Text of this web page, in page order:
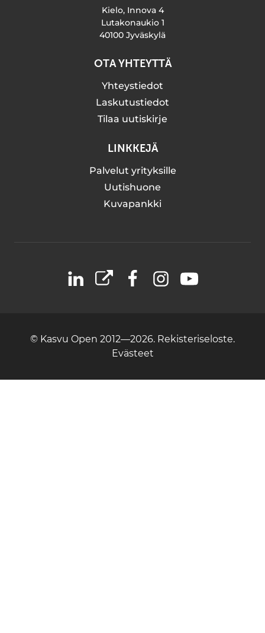
Kielo, Innova 4
Lutakonaukio 1
40100 Jyväskylä
OTA YHTEYTTÄ
Yhteystiedot
Laskutustiedot
Tilaa uutiskirje
LINKKEJÄ
Palvelut yrityksille
Uutishuone
Kuvapankki
LinkedIn
X FacebookInstagramYouTube
© Kasvu Open 2012—2026. Rekisteriseloste.
Evästeet